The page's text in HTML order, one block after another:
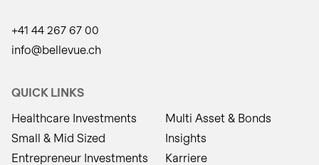
+41 44 267 67 00
info@bellevue.ch
QUICK LINKS
Healthcare Investments
Small & Mid Sized
Entrepreneur Investments
Multi Asset & Bonds
Insights
Karriere